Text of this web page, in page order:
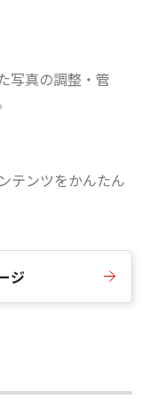
写真の調整・管
テンツをかんたん
ジ